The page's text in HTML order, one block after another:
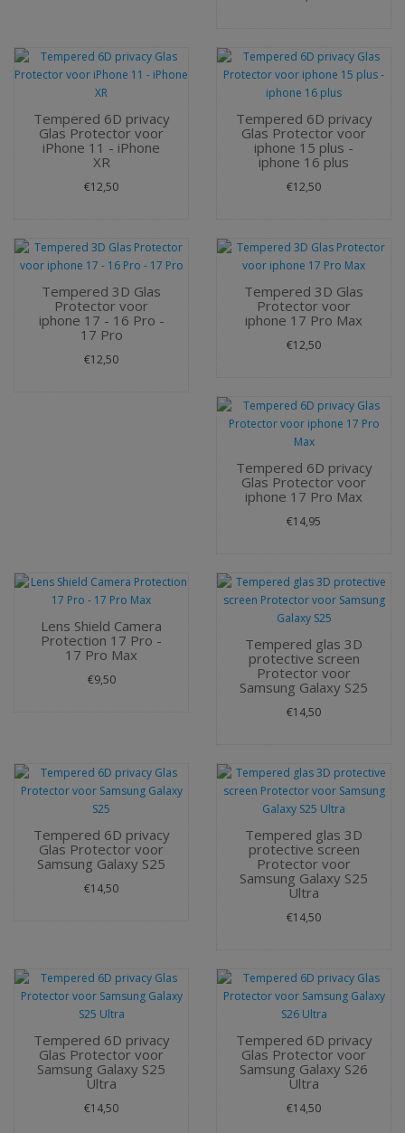
Tempered 6D privacy
Glas Protector voor
iPhone 11 - iPhone
XR
€12,50
Tempered 6D privacy
Glas Protector voor
iphone 15 plus -
iphone 16 plus
€12,50
Tempered 3D Glas
Protector voor
iphone 17 - 16 Pro -
17 Pro
€12,50
Tempered 3D Glas
Protector voor
iphone 17 Pro Max
€12,50
Tempered 6D privacy
Glas Protector voor
iphone 17 Pro Max
€14,95
Lens Shield Camera
Protection 17 Pro -
17 Pro Max
€9,50
Tempered glas 3D
protective screen
Protector voor
Samsung Galaxy S25
€14,50
Tempered 6D privacy
Glas Protector voor
Samsung Galaxy S25
€14,50
Tempered glas 3D
protective screen
Protector voor
Samsung Galaxy S25
Ultra
€14,50
Tempered 6D privacy
Glas Protector voor
Samsung Galaxy S25
Ultra
€14,50
Tempered 6D privacy
Glas Protector voor
Samsung Galaxy S26
Ultra
€14,50